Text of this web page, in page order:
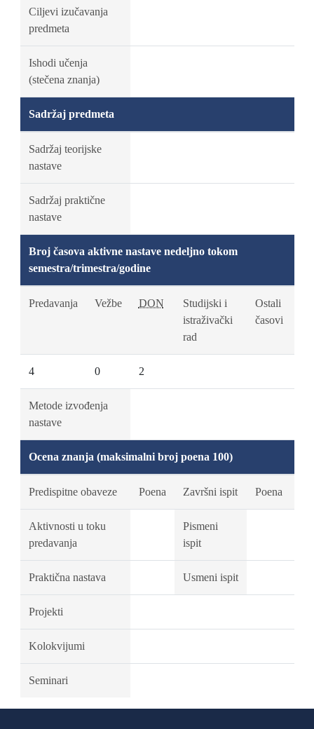
Ciljevi izučavanja
predmeta
Ishodi učenja
(stečena znanja)
Sadržaj predmeta
Sadržaj teorijske
nastave
Sadržaj praktične
nastave
Broj časova aktivne nastave nedeljno tokom
semestra/trimestra/godine
Predavanja Vežbe DON
Studijski i
istraživački
rad
Ostali
časovi
4 0 2
Metode izvođenja
nastave
Ocena znanja (maksimalni broj poena 100)
Predispitne obaveze Poena Završni ispit Poena
Aktivnosti u toku
predavanja
Pismeni
ispit
Praktična nastava Usmeni ispit
Projekti
Kolokvijumi
Seminari